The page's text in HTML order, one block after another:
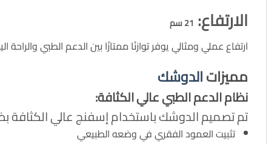
الارتفاع: 21 سم
ارتفاع عملي ومثالي يوفر توازنًا ممتازًا بين الدعم الطبي
مميزاتالدوشك
نظام الدعم الطبي عالي الكثافة:
تم تصميم الدوشك باستخدام إسفنج عالي الكثافة بضغط 70، وهو ضغط معتمد طبيًا
تثبيت العمود الفقري في وضعه الطبيعي